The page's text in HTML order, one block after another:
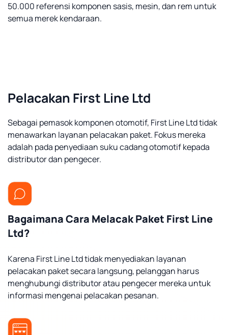
50.000 referensi komponen sasis, mesin, dan rem untuk
semua merek kendaraan.
Pelacakan First Line Ltd
Sebagai pemasok komponen otomotif, First Line Ltd tidak
menawarkan layanan pelacakan paket. Fokus mereka
adalah pada penyediaan suku cadang otomotif kepada
distributor dan pengecer.
Bagaimana Cara Melacak Paket First Line
Ltd?
Karena First Line Ltd tidak menyediakan layanan
pelacakan paket secara langsung, pelanggan harus
menghubungi distributor atau pengecer mereka untuk
informasi mengenai pelacakan pesanan.